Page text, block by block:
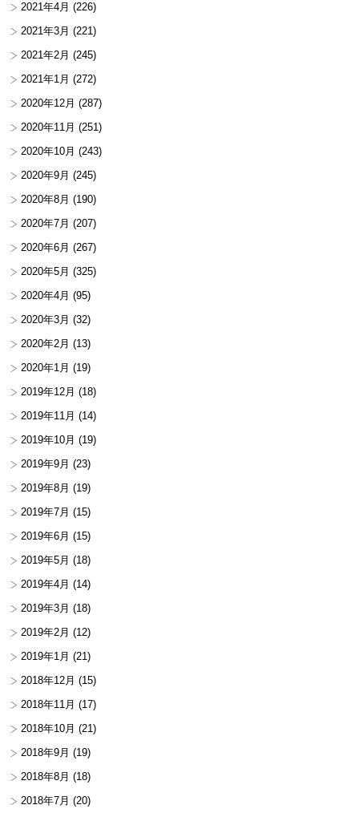
2021年4月 (226)
2021年3月 (221)
2021年2月 (245)
2021年1月 (272)
2020年12月 (287)
2020年11月 (251)
2020年10月 (243)
2020年9月 (245)
2020年8月 (190)
2020年7月 (207)
2020年6月 (267)
2020年5月 (325)
2020年4月 (95)
2020年3月 (32)
2020年2月 (13)
2020年1月 (19)
2019年12月 (18)
2019年11月 (14)
2019年10月 (19)
2019年9月 (23)
2019年8月 (19)
2019年7月 (15)
2019年6月 (15)
2019年5月 (18)
2019年4月 (14)
2019年3月 (18)
2019年2月 (12)
2019年1月 (21)
2018年12月 (15)
2018年11月 (17)
2018年10月 (21)
2018年9月 (19)
2018年8月 (18)
2018年7月 (20)